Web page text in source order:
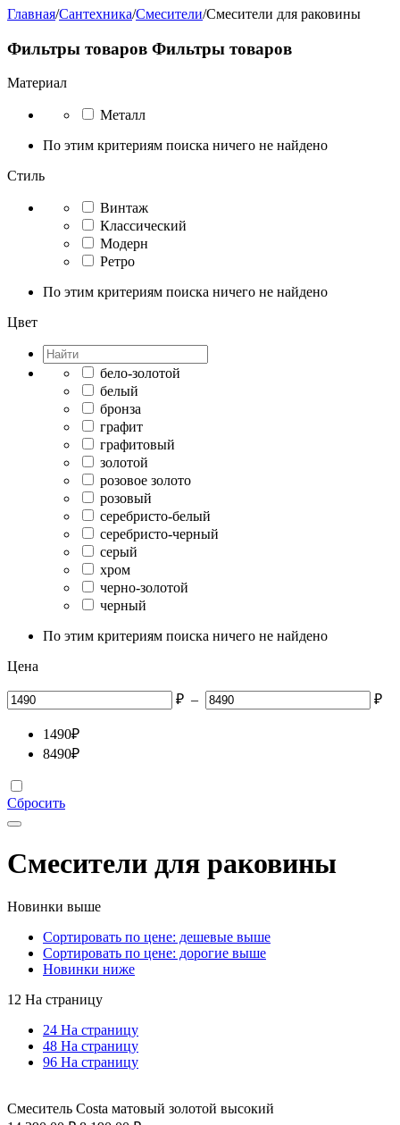
Главная/Сантехника/Смесители/Смесители для раковины
Фильтры товаров Фильтры товаров
Материал
Металл
По этим критериям поиска ничего не найдено
Стиль
Винтаж
Классический
Модерн
Ретро
По этим критериям поиска ничего не найдено
Цвет
бело-золотой
белый
бронза
графит
графитовый
золотой
розовое золото
розовый
серебристо-белый
серебристо-черный
серый
хром
черно-золотой
черный
По этим критериям поиска ничего не найдено
Цена
₽ – ₽
1490₽
8490₽
Сбросить
Смесители для раковины
Новинки выше
Сортировать по цене: дешевые выше
Сортировать по цене: дорогие выше
Новинки ниже
12 На страницу
24 На страницу
48 На страницу
96 На страницу
Смеситель Costa матовый золотой высокий